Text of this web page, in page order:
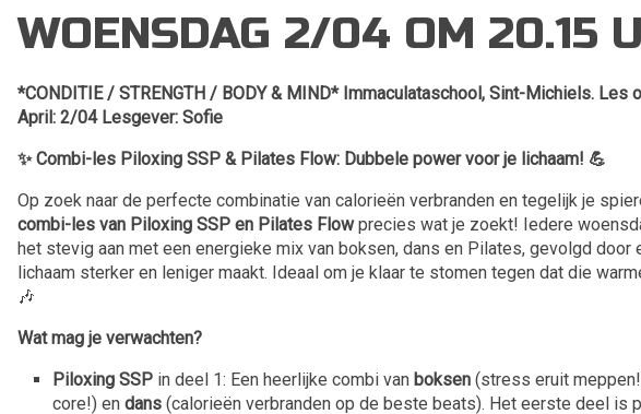
WOENSDAG 2/04 OM 20.15
*CONDITIE / STRENGTH / BODY & MIND* Immaculataschool, Sint-Michiels. Les
April: 2/04 Lesgever: Sofie
✨ Combi-les Piloxing SSP & Pilates Flow: Dubbele power voor je lichaam! 💪
Op zoek naar de perfecte combinatie van calorieën verbranden en tegelijk je
combi-les van Piloxing SSP en Pilates Flowprecies wat je zoekt! Iedere
het stevig aan met een energieke mix van boksen, dans en Pilates, gevolgd door
lichaam sterker en leniger maakt. Ideaal om je klaar te stomen tegen dat die
🎶
Wat mag je verwachten?
Piloxing SSP in deel 1: Een heerlijke combi van boksen (stress eruit
core!) en dans (calorieën verbranden op de beste beats). Het eerste deel is